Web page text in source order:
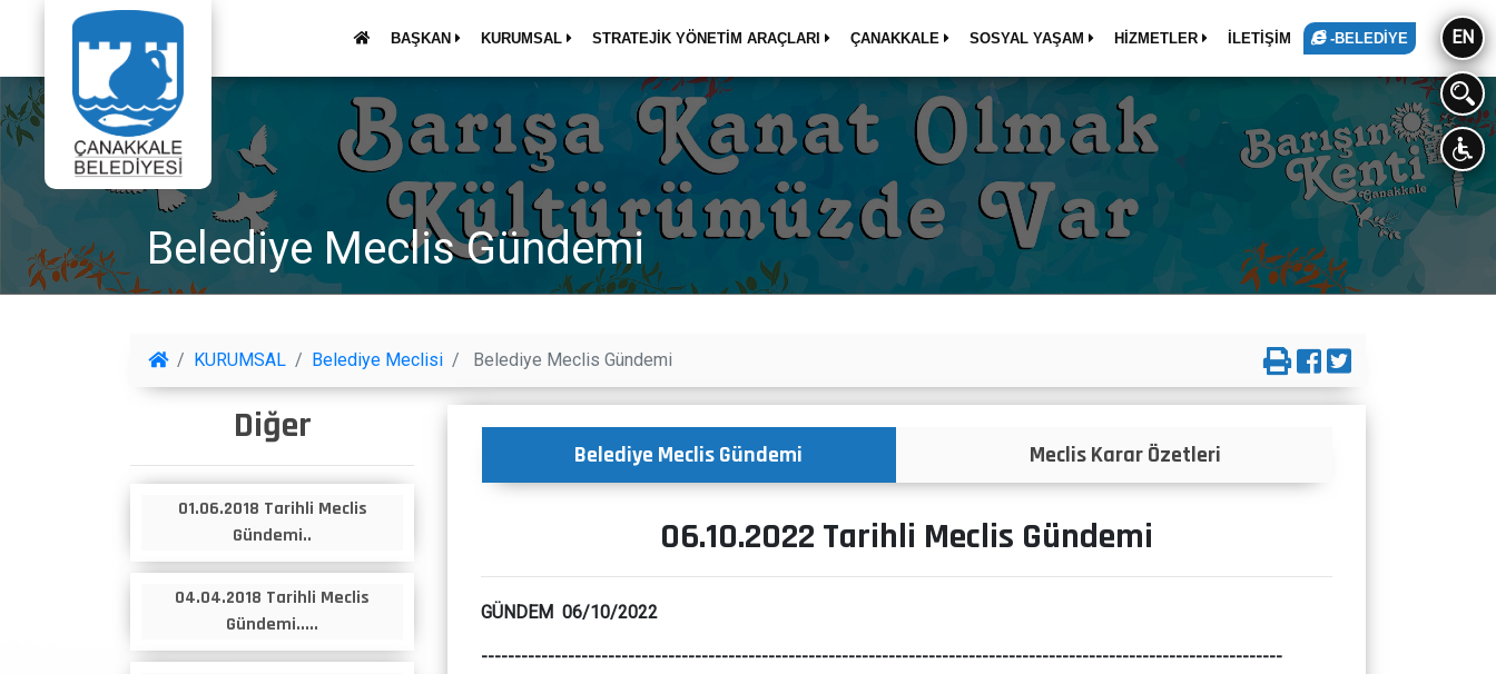
BAŞKAN KURUMSAL STRATEJİK YÖNETİM ARAÇLARI ÇANAKKALE SOSYAL YAŞAM HİZMETLER İLETİŞİM -BELEDİYE EN
Belediye Meclis Gündemi
KURUMSAL Belediye Meclisi Belediye Meclis Gündemi
Diğer
01.06.2018 Tarihli Meclis
Gündemi..
05.09.2018 Tarihli Meclis
Gündemi.....
04.04.2018 Tarihli Meclis
Gündemi.....
01.03.2018 Tarihli Meclis
Gündemi.....
Belediye Meclis Gündemi Meclis Karar Özetleri
06.10.2022 Tarihli Meclis Gündemi
GÜNDEM 06/10/2022
------------------------------------------------------------------------------------------------------------------------